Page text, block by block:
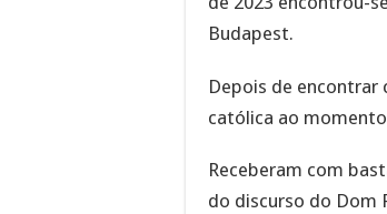
Budapest.
Depois de encontrar
católica ao
Receberam com
do discurso do Dom